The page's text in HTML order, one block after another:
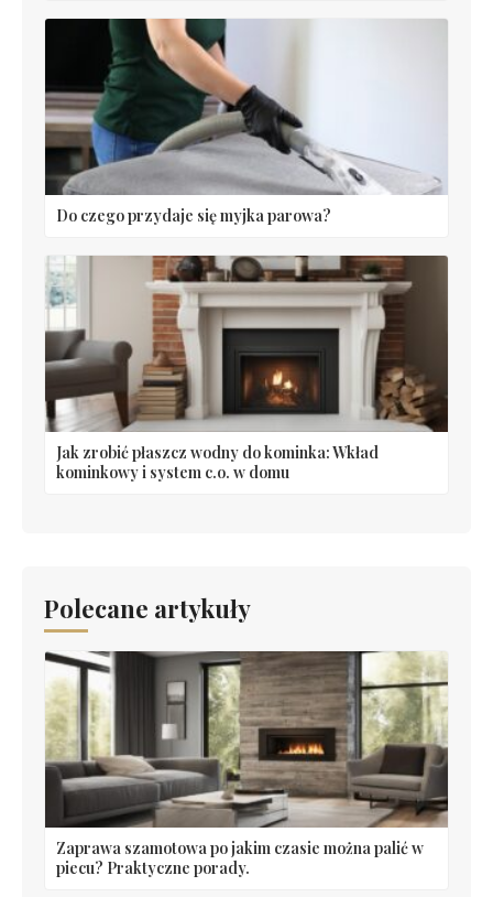
Do czego przydaje się myjka parowa?
Jak zrobić płaszcz wodny do kominka: Wkład
kominkowy i system c.o. w domu
Polecane artykuły
Zaprawa szamotowa po jakim czasie można palić w
piecu? Praktyczne porady.